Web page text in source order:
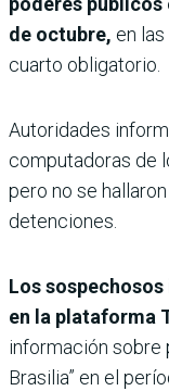
de octubre, en
cuarto obligatorio.
Autoridades
computadoras de
pero no se
detenciones.
Los
en la plataforma
información sobre
Brasilia” en el